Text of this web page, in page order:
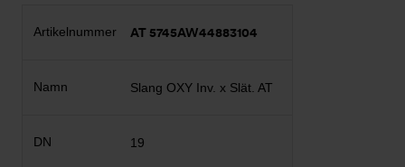
AT 5745AW44883104
Slang OXY Inv. x Slät. AT
19